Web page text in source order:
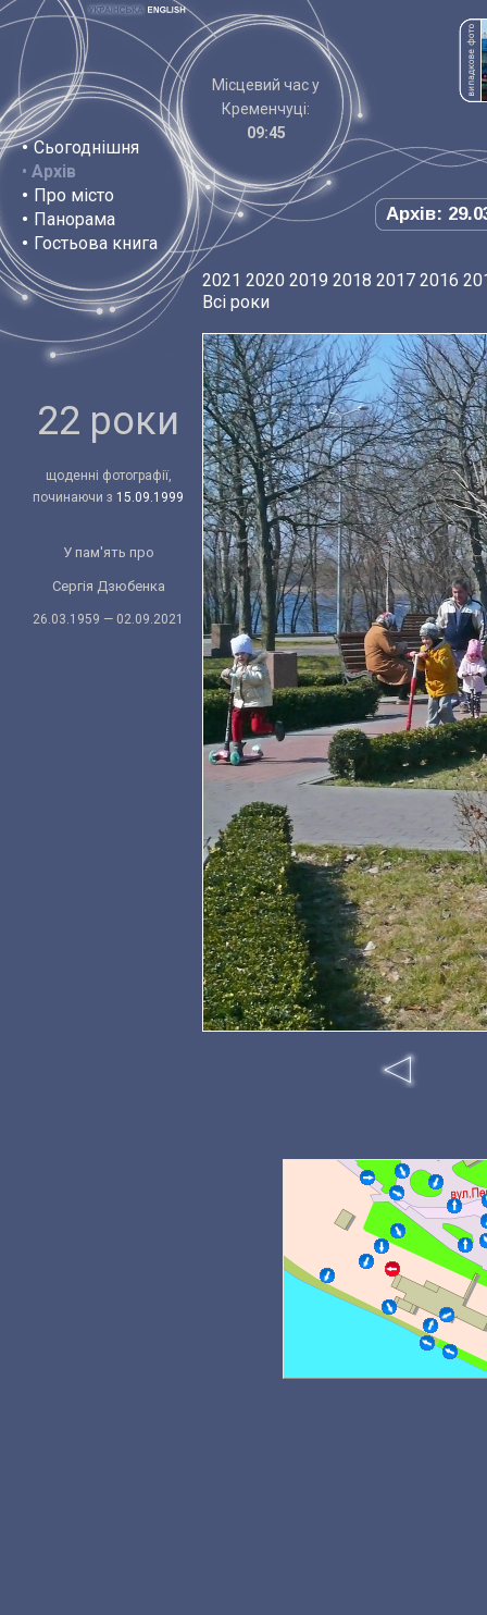
• Сьогоднішня
• Архів
• Про місто
• Панорама
• Гостьова книга
Місцевий час у
Кременчуці:
09:45
Архів:
22 роки
щоденні фотографії,
починаючи з 15.09.1999
У пам'ять про
Сергія Дзюбенка
26.03.1959 — 02.09.2021
2021 2020 2019 2018 2017 2016
Всі роки